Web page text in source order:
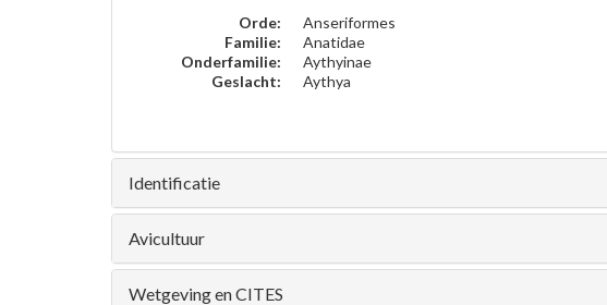
Orde:
Anseriformes
Familie:
Anatidae
Onderfamilie:
Aythyinae
Geslacht:
Aythya
Identificatie
Avicultuur
Wetgeving en CITES